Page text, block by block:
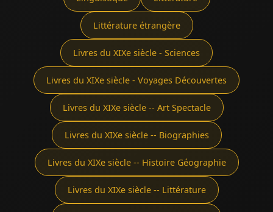
Littérature étrangère
Livres du XIXe siècle - Sciences
Livres du XIXe siècle - Voyages Découvertes
Livres du XIXe siècle -- Art Spectacle
Livres du XIXe siècle -- Biographies
Livres du XIXe siècle -- Histoire Géographie
Livres du XIXe siècle -- Littérature